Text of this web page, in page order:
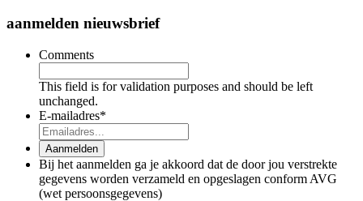
aanmelden nieuwsbrief
Comments
This field is for validation purposes and should be left
unchanged.
E-mailadres*
Aanmelden
Bij het aanmelden ga je akkoord dat de door jou verstrekte
gegevens worden verzameld en opgeslagen conform AVG
(wet persoonsgegevens)